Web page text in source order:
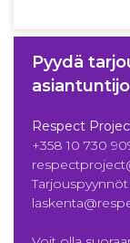
Pyydä
Respect
+358 10 730